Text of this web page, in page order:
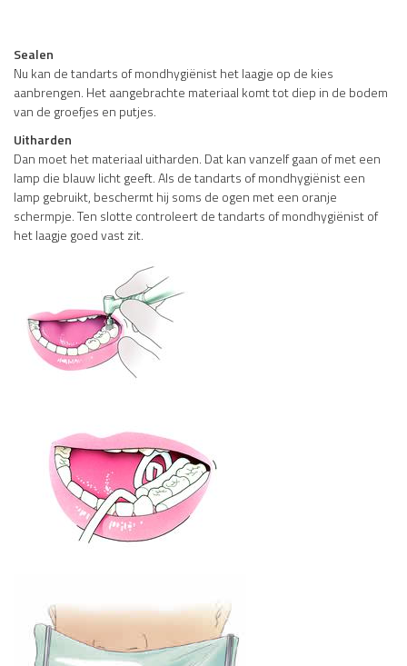
Sealen
Nu kan de tandarts of mondhygiënist het laagje op de kies
aanbrengen. Het aangebrachte materiaal komt tot diep in de bodem
van de groefjes en putjes.
Uitharden
Dan moet het materiaal uitharden. Dat kan vanzelf gaan of met een
lamp die blauw licht geeft. Als de tandarts of mondhygiënist een
lamp gebruikt, beschermt hij soms de ogen met een oranje
schermpje. Ten slotte controleert de tandarts of mondhygiënist of
het laagje goed vast zit.